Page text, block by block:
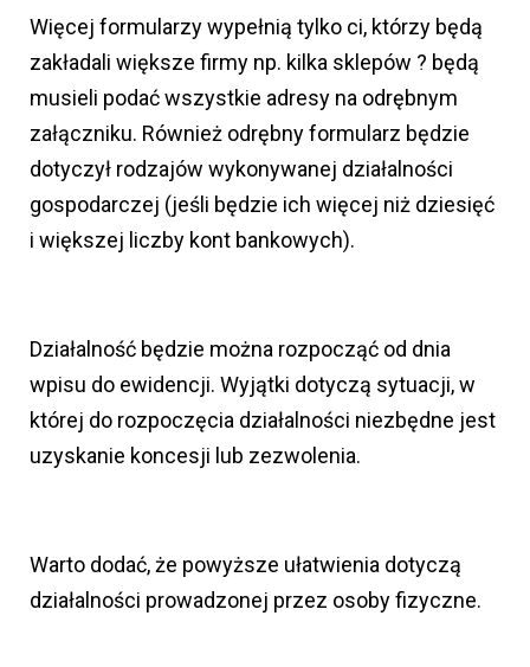
Więcej formularzy wypełnią tylko ci, którzy będą
zakładali większe firmy np. kilka sklepów ? będą
musieli podać wszystkie adresy na odrębnym
załączniku. Również odrębny formularz będzie
dotyczył rodzajów wykonywanej działalności
gospodarczej (jeśli będzie ich więcej niż dziesięć
i większej liczby kont bankowych).
Działalność będzie można rozpocząć od dnia
wpisu do ewidencji. Wyjątki dotyczą sytuacji, w
której do rozpoczęcia działalności niezbędne jest
uzyskanie koncesji lub zezwolenia.
Warto dodać, że powyższe ułatwienia dotyczą
działalności prowadzonej przez osoby fizyczne.